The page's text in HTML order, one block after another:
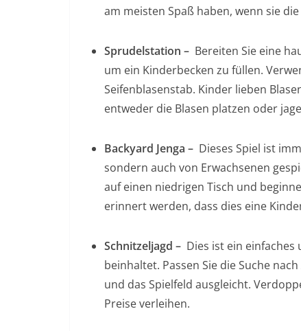
am meisten Spaß haben, wenn sie
Sprudelstation – Bereiten Sie eine
um ein Kinderbecken zu füllen.
Seifenblasenstab. Kinder lieben
entweder die Blasen platzen oder
Backyard Jenga – Dieses Spiel ist
sondern auch von Erwachsenen
auf einen niedrigen Tisch und
erinnert werden, dass dies eine
Schnitzeljagd – Dies ist ein einfaches
beinhaltet. Passen Sie die Suche
und das Spielfeld ausgleicht.
Preise verleihen.